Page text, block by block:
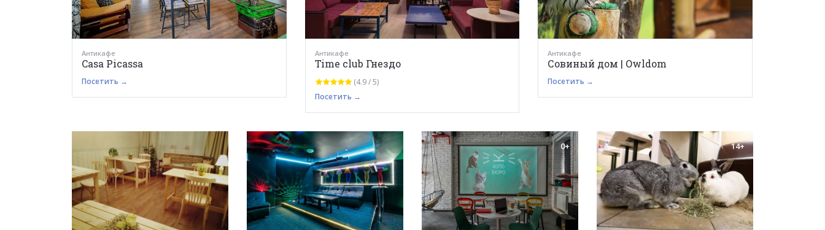
Антикафе
Casa Picassa
Посетить →
Антикафе
Time club Гнездо
(4.9 / 5)
Посетить →
Антикафе
Совиный дом | Owldom
Посетить →
0+ 14+